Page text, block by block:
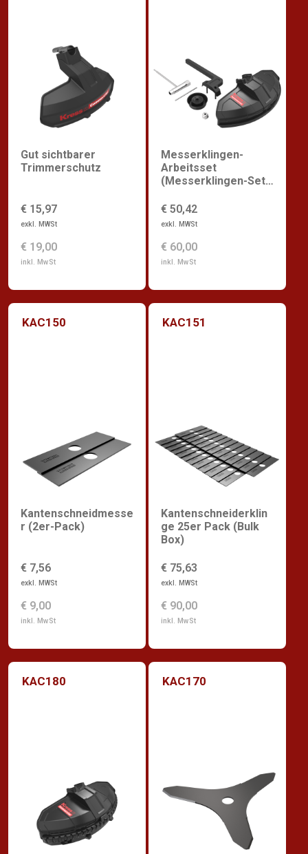
Gut sichtbarer
Trimmerschutz
€ 15,97
exkl. MWSt
€ 19,00
inkl. MwSt
Messerklingen-
Arbeitsset
(Messerklingen-Set
Mehrzweck-
Trimmerschutz, P-
€ 50,42
exkl. MWSt
€ 60,00
inkl. MwSt
KAC150
Kantenschneidmesse
r (2er-Pack)
€ 7,56
exkl. MWSt
€ 9,00
inkl. MwSt
KAC151
Kantenschneiderklin
ge 25er Pack (Bulk
Box)
€ 75,63
exkl. MWSt
€ 90,00
inkl. MwSt
KAC180 KAC170